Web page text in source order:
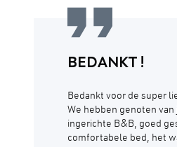
BEDANKT !
Bedankt voor de super
We hebben genoten
ingerichte B&B, goed
comfortabele bed, het